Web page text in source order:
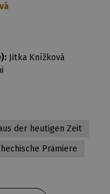
Jitka Knížková
der heutigen Zeit
Prämiere